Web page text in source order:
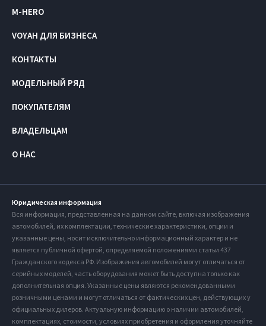
M-HERO
VOYAH ДЛЯ БИЗНЕСА
КОНТАКТЫ
МОДЕЛЬНЫЙ РЯД
ПОКУПАТЕЛЯМ
ВЛАДЕЛЬЦАМ
О НАС
Юридическая информация
Вся информация, представленная на данном сайте, включая изображения
автомобилей, их комплектации, технические характеристики, опции и
указанные цены, носит исключительно информационный характер и не
является публичной офертой, определяемой положениями статьи 437
Гражданского кодекса РФ. Изображения автомобилей могут отличаться от
серийных моделей, часть оборудования может быть доступна только как
дополнительная опция. Указанные цены являются рекомендованными
розничными ценами и могут отличаться от фактических цен, действующих у
официальных дилеров. Актуальную информацию о наличии автомобилей,
комплектациях, стоимости, условиях приобретения и оформления уточняйте